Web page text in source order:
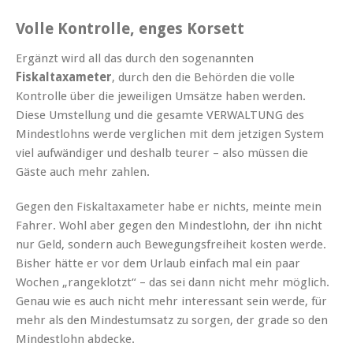
Volle Kontrolle, enges Korsett
Ergänzt wird all das durch den sogenannten
Fiskaltaxameter, durch den die Behörden die volle
Kontrolle über die jeweiligen Umsätze haben werden.
Diese Umstellung und die gesamte VERWALTUNG des
Mindestlohns werde verglichen mit dem jetzigen System
viel aufwändiger und deshalb teurer – also müssen die
Gäste auch mehr zahlen.
Gegen den Fiskaltaxameter habe er nichts, meinte mein
Fahrer. Wohl aber gegen den Mindestlohn, der ihn nicht
nur Geld, sondern auch Bewegungsfreiheit kosten werde.
Bisher hätte er vor dem Urlaub einfach mal ein paar
Wochen „rangeklotzt“ – das sei dann nicht mehr möglich.
Genau wie es auch nicht mehr interessant sein werde, für
mehr als den Mindestumsatz zu sorgen, der grade so den
Mindestlohn abdecke.